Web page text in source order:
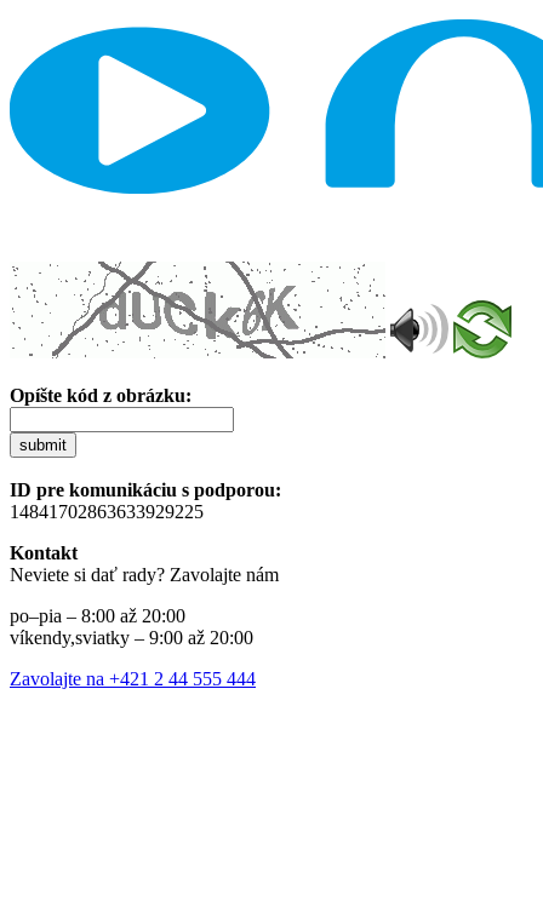
Opíšte kód z obrázku:
submit
ID pre komunikáciu s podporou:
14841702863633929225
Kontakt
Neviete si dať rady? Zavolajte nám
po–pia – 8:00 až 20:00
víkendy,sviatky – 9:00 až 20:00
Zavolajte na +421 2 44 555 444